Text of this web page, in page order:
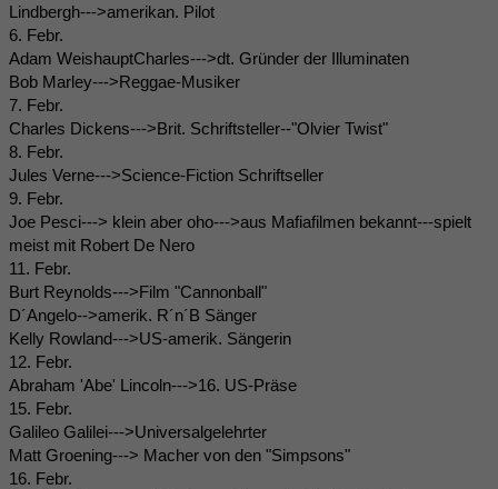
Lindbergh--->amerikan. Pilot
6. Febr.
Adam WeishauptCharles--->dt. Gründer der Illuminaten
Bob Marley--->Reggae-Musiker
7. Febr.
Charles Dickens--->Brit. Schriftsteller--"Olvier Twist"
8. Febr.
Jules Verne--->Science-Fiction Schriftseller
9. Febr.
Joe Pesci---> klein aber oho--->aus Mafiafilmen bekannt---spielt
meist mit Robert De Nero
11. Febr.
Burt Reynolds--->Film "Cannonball"
D´Angelo-->amerik. R´n´B Sänger
Kelly Rowland--->US-amerik. Sängerin
12. Febr.
Abraham 'Abe' Lincoln--->16. US-Präse
15. Febr.
Galileo Galilei--->Universalgelehrter
Matt Groening---> Macher von den "Simpsons"
16. Febr.